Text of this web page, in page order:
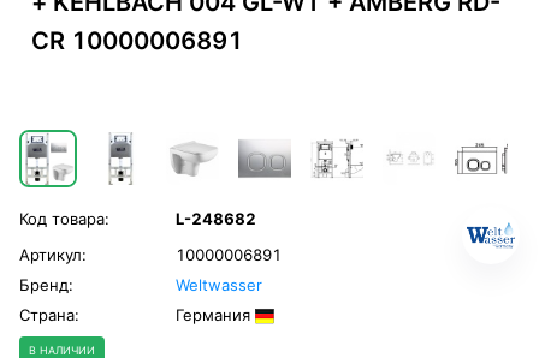
CR 10000006891
Код товара:
L-248682
Артикул:
10000006891
Бренд:
Weltwasser
Страна:
Германия
В НАЛИЧИИ